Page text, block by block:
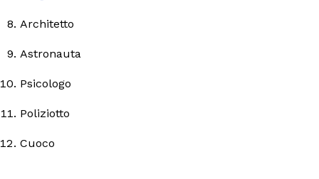
Architetto
Astronauta
Psicologo
Poliziotto
Cuoco